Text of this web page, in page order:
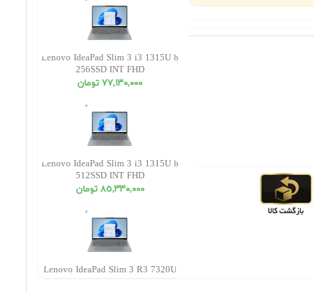
Lenovo IdeaPad Slim 3 i3 1315U 8
256SSD INT FHD
٧٧,١٣٠,٠٠٠ تومان
Lenovo IdeaPad Slim 3 i3 1315U 8
512SSD INT FHD
٨٥,٣٣٠,٠٠٠ تومان
Lenovo IdeaPad Slim 3 R3 7320U